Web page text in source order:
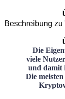
Beschreibung
Die
viele
und damit
Die